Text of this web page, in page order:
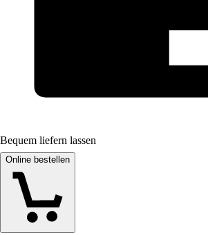
Bequem liefern lassen
Online bestellen